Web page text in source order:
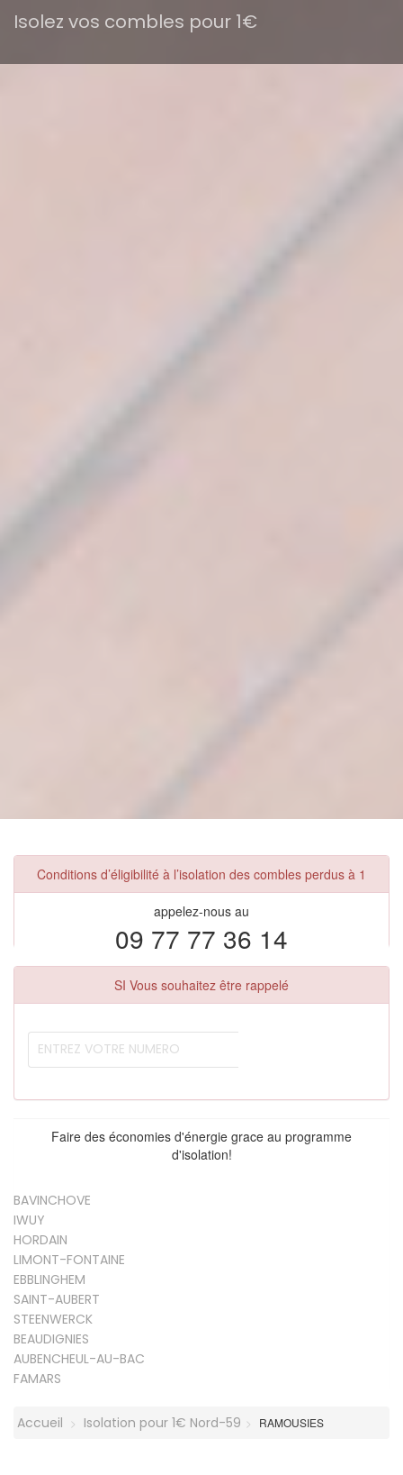
Isolez vos combles pour 1€
Conditions d’éligibilité à l’isolation des combles perdus à 1
appelez-nous au
09 77 77 36 14
SI Vous souhaitez être rappelé
Faire des économies d'énergie grace au programme
d'isolation!
BAVINCHOVE
IWUY
HORDAIN
LIMONT-FONTAINE
EBBLINGHEM
SAINT-AUBERT
STEENWERCK
BEAUDIGNIES
AUBENCHEUL-AU-BAC
FAMARS
Accueil Isolation pour 1€ Nord-59 RAMOUSIES